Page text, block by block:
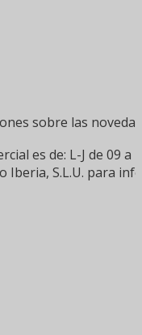
sobre las
es de: L-J de 09 a
Iberia, S.L.U. para